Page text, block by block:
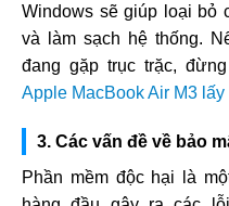
Windows sẽ giúp loại bỏ
và làm sạch hệ thống.
đang gặp trục trặc,
Apple MacBook Air M3 lấy
3. Các vấn đề về bảo
Phần mềm độc hại là